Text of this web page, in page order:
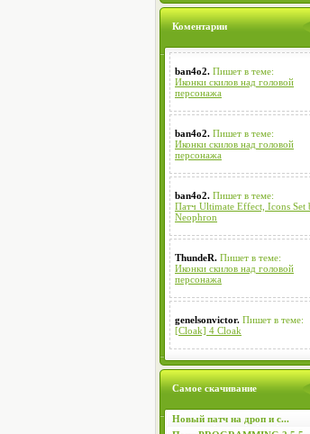
Коментарии
ban4o2. Пишет в теме:
Иконки скилов над головой
персонажа
ban4o2. Пишет в теме:
Иконки скилов над головой
персонажа
ban4o2. Пишет в теме:
Патч Ultimate Effect, Icons Set
Neophron
ThundeR. Пишет в теме:
Иконки скилов над головой
персонажа
genelsonvictor. Пишет в теме:
[Cloak] 4 Cloak
Самое скачивание
Новый патч на дроп и с...